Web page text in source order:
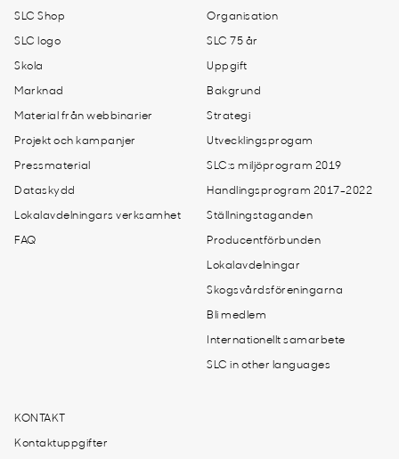
SLC Shop
SLC logo
Skola
Marknad
Material från webbinarier
Projekt och kampanjer
Pressmaterial
Dataskydd
Lokalavdelningars verksamhet
FAQ
Organisation
SLC 75 år
Uppgift
Bakgrund
Strategi
Utvecklingsprogam
SLC:s miljöprogram 2019
Handlingsprogram 2017-2022
Ställningstaganden
Producentförbunden
Lokalavdelningar
Skogsvårdsföreningarna
Bli medlem
Internationellt samarbete
SLC in other languages
KONTAKT
Kontaktuppgifter